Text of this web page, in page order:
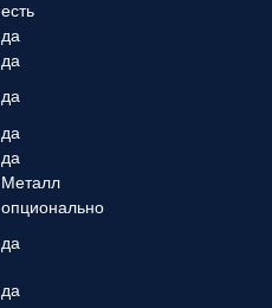
есть
да
да
да
да
да
Металл
опционально
да
да